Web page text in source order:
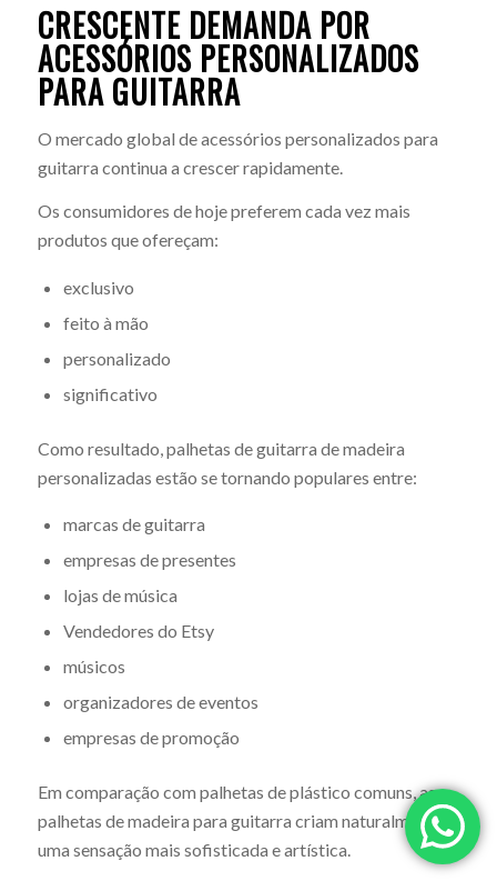
CRESCENTE DEMANDA POR
ACESSÓRIOS PERSONALIZADOS
PARA GUITARRA
O mercado global de acessórios personalizados para
guitarra continua a crescer rapidamente.
Os consumidores de hoje preferem cada vez mais
produtos que ofereçam:
exclusivo
feito à mão
personalizado
significativo
Como resultado, palhetas de guitarra de madeira
personalizadas estão se tornando populares entre:
marcas de guitarra
empresas de presentes
lojas de música
Vendedores do Etsy
músicos
organizadores de eventos
empresas de promoção
Em comparação com palhetas de plástico comuns, as
palhetas de madeira para guitarra criam naturalmente
uma sensação mais sofisticada e artística.